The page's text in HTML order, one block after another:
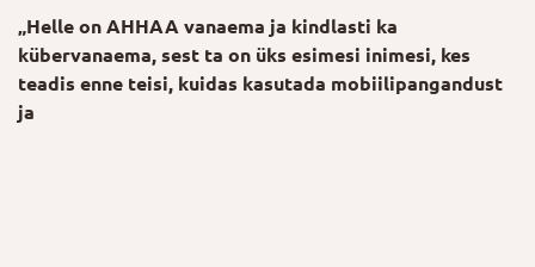
„Helle on AHHAA vanaema ja kindlasti ka
kübervanaema, sest ta on üks esimesi inimesi, kes
teadis enne teisi, kuidas kasutada mobiilipangandust
ja